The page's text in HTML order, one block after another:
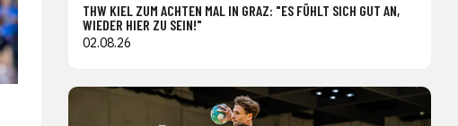
THW KIEL ZUM ACHTEN MAL IN GRAZ: "ES FÜHLT SICH GUT AN,
WIEDER HIER ZU SEIN!"
02.08.26